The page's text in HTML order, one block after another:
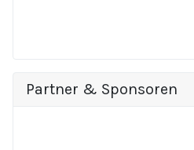
Partner & Sponsoren